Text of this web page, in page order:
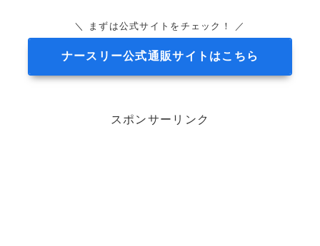
＼ まずは公式サイトをチェック！ ／
ナースリー公式通販サイトはこちら
スポンサーリンク